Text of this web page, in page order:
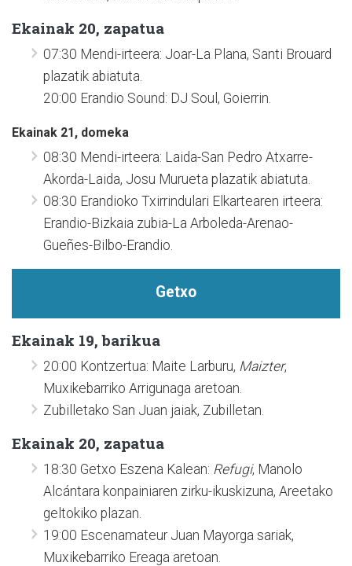
Ekainak 20, zapatua
07:30 Mendi-irteera: Joar-La Plana, Santi Brouard
plazatik abiatuta.
20:00 Erandio Sound: DJ Soul, Goierrin.
Ekainak 21, domeka
08:30 Mendi-irteera: Laida-San Pedro Atxarre-
Akorda-Laida, Josu Murueta plazatik abiatuta.
08:30 Erandioko Txirrindulari Elkartearen irteera:
Erandio-Bizkaia zubia-La Arboleda-Arenao-
Gueñes-Bilbo-Erandio.
Getxo
Ekainak 19, barikua
20:00 Kontzertua: Maite Larburu, Maizter,
Muxikebarriko Arrigunaga aretoan.
Zubilletako San Juan jaiak, Zubilletan.
Ekainak 20, zapatua
18:30 Getxo Eszena Kalean: Refugi, Manolo
Alcántara konpainiaren zirku-ikuskizuna, Areetako
geltokiko plazan.
19:00 Escenamateur Juan Mayorga sariak,
Muxikebarriko Ereaga aretoan.